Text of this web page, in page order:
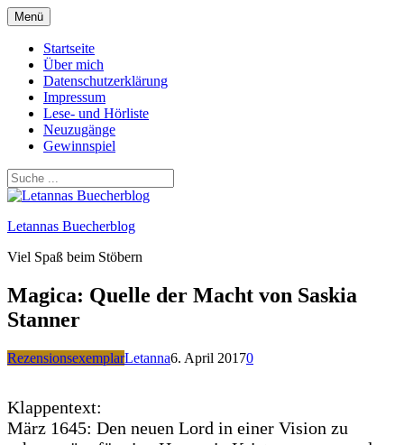
Zum
Inhalt
springen
Menü
Startseite
Über mich
Datenschutzerklärung
Impressum
Lese- und Hörliste
Neuzugänge
Gewinnspiel
Letannas Buecherblog
Viel Spaß beim Stöbern
Magica: Quelle der Macht von Saskia
Stanner
RezensionsexemplarLetanna6. April 20170
Klappentext:
März 1645: Den neuen Lord in einer Vision zu